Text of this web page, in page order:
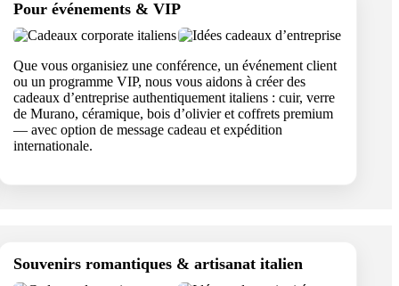
Pour événements & VIP
Que vous organisiez une conférence, un événement client
ou un programme VIP, nous vous aidons à créer des
cadeaux d’entreprise authentiquement italiens : cuir, verre
de Murano, céramique, bois d’olivier et coffrets premium
— avec option de message cadeau et expédition
internationale.
Souvenirs romantiques & artisanat italien